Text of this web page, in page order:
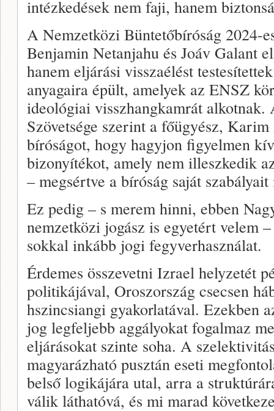
intézkedések nem faji, hanem
A Nemzetközi Büntetőbíróság 2024-
Benjamin Netanjahu és Joáv Galant
hanem eljárási visszaélést
anyagaira épült, amelyek az ENSZ
ideológiai visszhangkamrát
Szövetsége szerint a főügyész,
bíróságot, hogy hagyjon figyelmen
bizonyítékot, amely nem illeszkedik
– megsértve a bíróság saját szabályait
Ez pedig – s merem hinni, ebben
nemzetközi jogász is egyetért velem
sokkal inkább jogi fegyverhasználat.
Érdemes összevetni Izrael helyzetét
politikájával, Oroszország csecsen
hszincsiangi gyakorlatával. Ezekben
jog legfeljebb aggályokat fogalmaz
eljárásokat szinte soha. A
magyarázható pusztán eseti
belső logikájára utal, arra a
válik láthatóvá, és mi marad